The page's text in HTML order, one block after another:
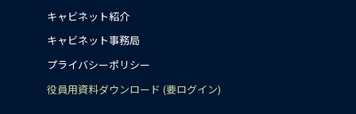
キャビネット紹介
キャビネット事務局
プライバシーポリシー
役員用資料ダウンロード (要ログイン)